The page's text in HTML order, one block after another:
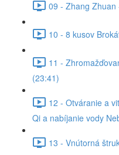
09 - Zhang
10 - 8 kusov
11 -
(23:41)
12 - Otváranie a
Qi a nabíjanie vody
13 - Vnútorná